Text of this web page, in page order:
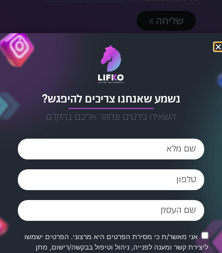
שליחה »
מחמאות שגורמות לנו להסמיק
נשמע שאנחנו צריכים להיפגש?
השאירו פרטים ונחזור אליכם בהקדם
אני מאשר/ת כי מסירת הפרטים היא מרצוני. הפרטים ישמשו
ליצירת קשר ומענה לפנייה, ניהול וטיפול בבקשה/רישום, מתן